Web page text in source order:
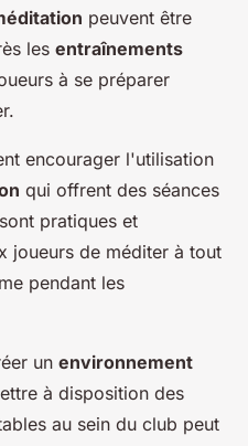
peuvent être
les entraînements
à se préparer
encourager l'utilisation
qui offrent des séances
sont pratiques et
joueurs de méditer à tout
pendant les
un environnement
à disposition des
au sein du club peut